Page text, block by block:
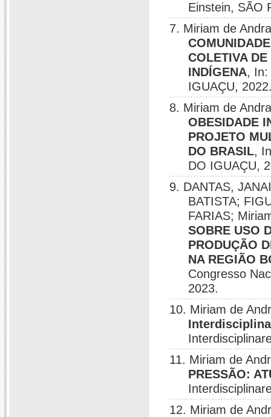
Einstein, SÃO
7. Miriam de
COLETIVA
INDÍGENA, In:
IGUAÇU,
8. Miriam de
OBESIDADE
PROJETO
DO BRASIL,
DO IGUAÇU,
9. DANTAS,
BATISTA;
FARIAS;
SOBRE USO
PRODUÇÃO
NA REGIÃO
Congresso
2023.
10. Miriam de
11. Miriam de
PRESSÃO:
12. Miriam de